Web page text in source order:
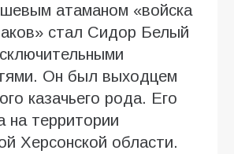
атаманом «войска
стал Сидор Белый
Он был выходцем
казачьего рода. Его
на территории
Херсонской области.